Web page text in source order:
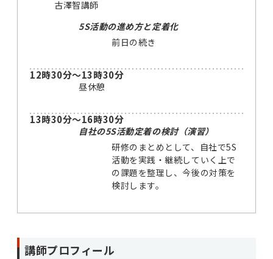
古澤智講師
5S活動の進め方と定着化
前日の続き
12時30分～13時30分
昼休憩
13時30分～16時30分
自社の5S活動定着の検討（演習）
研修のまとめとして、自社で5S
活動を実践・継続していく上で
の課題を整理し、今後の対策を
検討します。
講師プロフィール